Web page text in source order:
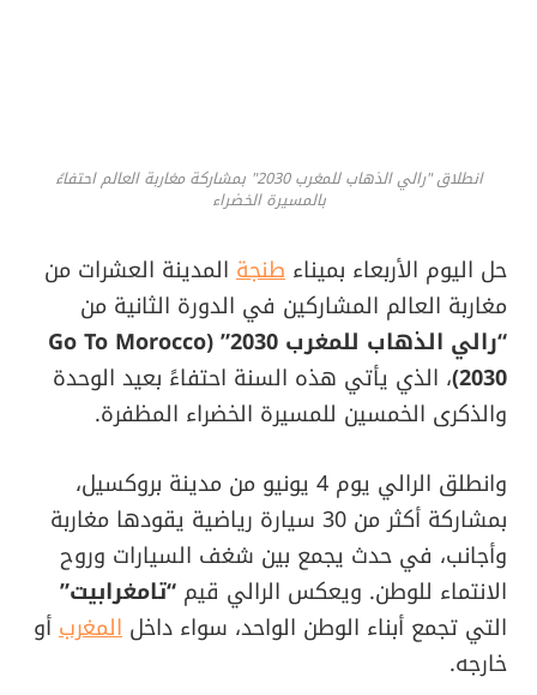
انطلاق "رالي الذهاب للمغرب 2030" بمشاركة مغاربة العالم احتفاءً
بالمسيرة الخضراء
حل اليوم الأربعاء بميناء طنجة المدينة العشرات من
مغاربة العالم المشاركين في الدورة الثانية من
“رالي الذهاب للمغرب 2030” (Go To Morocco
2030) ، الذي يأتي هذه السنة احتفاءً بعيد الوحدة
والذكرى الخمسين للمسيرة الخضراء المظفرة.
وانطلق الرالي يوم 4 يونيو من مدينة بروكسيل،
بمشاركة أكثر من 30 سيارة رياضية يقودها مغاربة
وأجانب، في حدث يجمع بين شغف السيارات وروح
الانتماء للوطن. ويعكس الرالي قيم “تامغرابيت”
التي تجمع أبناء الوطن الواحد، سواء داخل المغربأو
خارجه.